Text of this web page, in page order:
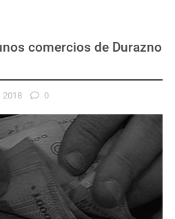
comercios de Durazno
2018 0